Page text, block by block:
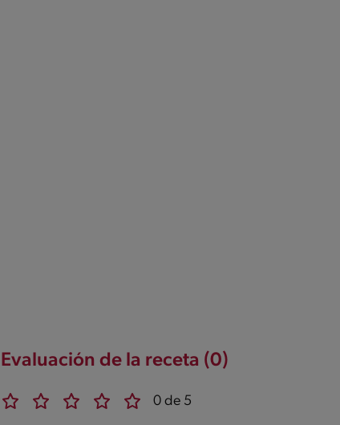
Evaluación de la receta (0)
0 de 5